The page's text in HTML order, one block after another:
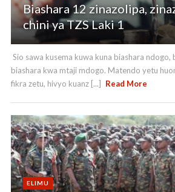
Biashara 12 zinazolipa,
chini ya TZS Laki 1
Sio sawa kusema kuwa kuna biashara ndogo,
biashara kwa mtaji mdogo. Matendo yetu
fikra zetu, hivyo kuanz [...]
Read More
ELIMU